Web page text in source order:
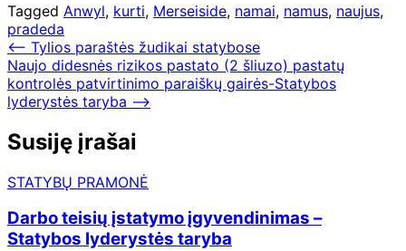
Tagged Anwyl, kurti, Merseiside, namai, namus, naujus,
pradeda
Navigacija
tarp
įrašų
⟵ Tylios paraštės žudikai statybose
Naujo didesnės rizikos pastato (2 šliuzo) pastatų
kontrolės patvirtinimo paraiškų gairės-Statybos
lyderystės taryba ⟶
Susiję įrašai
STATYBŲ PRAMONĖ
Darbo teisių įstatymo įgyvendinimas –
Statybos lyderystės taryba